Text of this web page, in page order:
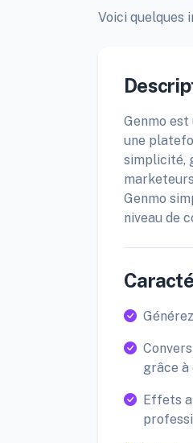
Voici quelques
Genmo
une
simplicité,
Genmo
niveau de
grâce à
Effets